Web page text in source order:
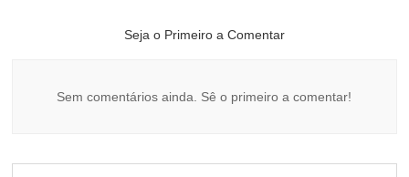
Seja o Primeiro a Comentar
Sem comentários ainda. Sê o primeiro a comentar!